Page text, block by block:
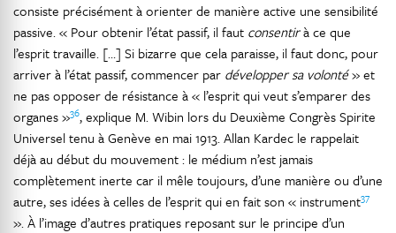
consiste précisément à orienter de manière active une sensibilité
passive. « Pour obtenir l’état passif, il faut consentirà ce que
l’esprit travaille. […] Si bizarre que cela paraisse, il faut donc, pour
arriver à l’état passif, commencer par développer sa volonté» et
ne pas opposer de résistance à « l’esprit qui veut s’emparer des
organes »36, explique M. Wibin lors du Deuxième Congrès Spirite
Universel tenu à Genève en mai 1913. Allan Kardec le rappelait
déjà au début du mouvement : le médium n’est jamais
complètement inerte car il mêle toujours, d’une manière ou d’une
autre, ses idées à celles de l’esprit qui en fait son « instrument37
». À l’image d’autres pratiques reposant sur le principe d’un